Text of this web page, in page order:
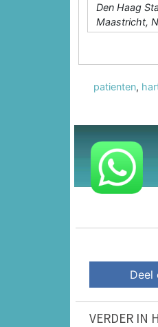
Den Haag
Maastricht,
patienten,
Deel
VERDER IN